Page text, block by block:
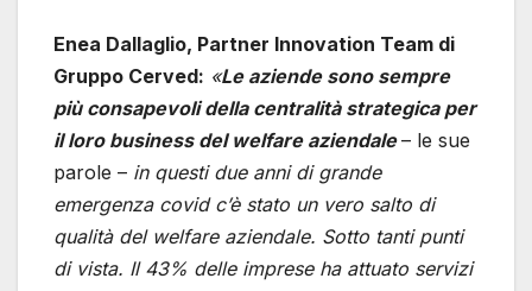
Enea Dallaglio, Partner Innovation Team di
Gruppo Cerved: «Le aziende sono sempre
più consapevoli della centralità strategica per
il loro business del welfare aziendale– le sue
parole – in questi due anni di grande
emergenza covid c’è stato un vero salto di
qualità del welfare aziendale. Sotto tanti punti
di vista. Il 43% delle imprese ha attuato servizi